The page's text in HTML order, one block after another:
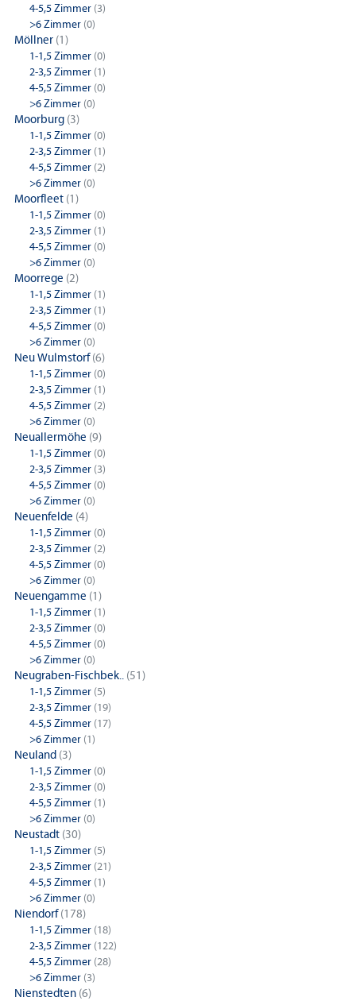
4-5,5 Zimmer (3)
>6 Zimmer (0)
Möllner (1)
1-1,5 Zimmer (0)
2-3,5 Zimmer (1)
4-5,5 Zimmer (0)
>6 Zimmer (0)
Moorburg (3)
1-1,5 Zimmer (0)
2-3,5 Zimmer (1)
4-5,5 Zimmer (2)
>6 Zimmer (0)
Moorfleet (1)
1-1,5 Zimmer (0)
2-3,5 Zimmer (1)
4-5,5 Zimmer (0)
>6 Zimmer (0)
Moorrege (2)
1-1,5 Zimmer (1)
2-3,5 Zimmer (1)
4-5,5 Zimmer (0)
>6 Zimmer (0)
Neu Wulmstorf(6)
1-1,5 Zimmer (0)
2-3,5 Zimmer (1)
4-5,5 Zimmer (2)
>6 Zimmer (0)
Neuallermöhe (9)
1-1,5 Zimmer (0)
2-3,5 Zimmer (3)
4-5,5 Zimmer (0)
>6 Zimmer (0)
Neuenfelde (4)
1-1,5 Zimmer (0)
2-3,5 Zimmer (2)
4-5,5 Zimmer (0)
>6 Zimmer (0)
Neuengamme (1)
1-1,5 Zimmer (1)
2-3,5 Zimmer (0)
4-5,5 Zimmer (0)
>6 Zimmer (0)
Neugraben-Fischbek.. (51)
1-1,5 Zimmer (5)
2-3,5 Zimmer (19)
4-5,5 Zimmer (17)
>6 Zimmer (1)
Neuland (3)
1-1,5 Zimmer (0)
2-3,5 Zimmer (0)
4-5,5 Zimmer (1)
>6 Zimmer (0)
Neustadt (30)
1-1,5 Zimmer (5)
2-3,5 Zimmer (21)
4-5,5 Zimmer (1)
>6 Zimmer (0)
Niendorf(178)
1-1,5 Zimmer (18)
2-3,5 Zimmer (122)
4-5,5 Zimmer (28)
>6 Zimmer (3)
Nienstedten (6)